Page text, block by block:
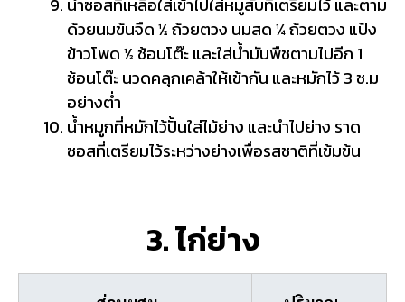
น้ำซอสที่เหลือใส่เข้าไปใส่หมูสับที่เตรียมไว้ และตาม
ด้วยนมข้นจืด ½ ถ้วยตวง นมสด ¼ ถ้วยตวง แป้ง
ข้าวโพด ½ ช้อนโต๊ะ และใส่น้ำมันพืชตามไปอีก 1
ช้อนโต๊ะ นวดคลุกเคล้าให้เข้ากัน และหมักไว้ 3 ช.ม
อย่างต่ำ
น้ำหมูกที่หมักไว้ปั้นใส่ไม้ย่าง และนำไปย่าง ราด
ซอสที่เตรียมไว้ระหว่างย่างเพื่อรสชาติที่เข้มข้น
3. ไก่ย่าง